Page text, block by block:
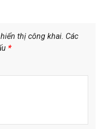
thị công khai. Các
*